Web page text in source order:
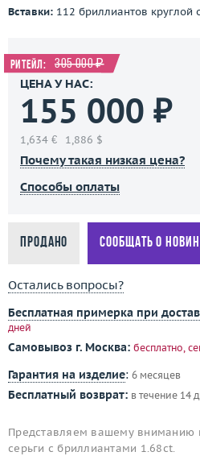
Вставки: 112 бриллиантов круглой
Ритейл: 305 000 ₽
ЦЕНА У НАС:
155 000 ₽
1,634 € 1,886 $
Почему такая низкая цена?
Способы оплаты
Продано Сообщать о
Остались вопросы?
Бесплатная примерка при
дней
Самовывоз г. Москва: бесплатно,
Гарантия на изделие: 6 месяцев
Бесплатный возврат: в течение 14
Представляем вашему вниманию
серьги с бриллиантами 1.68ct.